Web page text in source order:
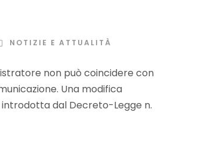
NOTIZIE E ATTUALITÀ
non può coincidere con
Una modifica
dal Decreto-Legge n.